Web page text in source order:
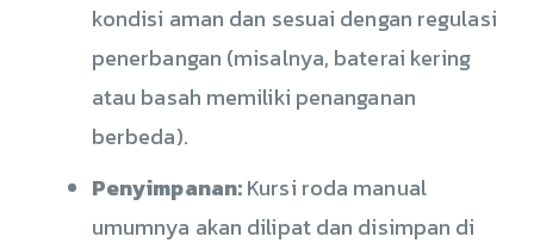
kondisi aman dan sesuai dengan regulasi
penerbangan (misalnya, baterai kering
atau basah memiliki penanganan
berbeda).
Penyimpanan:Kursi roda manual
umumnya akan dilipat dan disimpan di